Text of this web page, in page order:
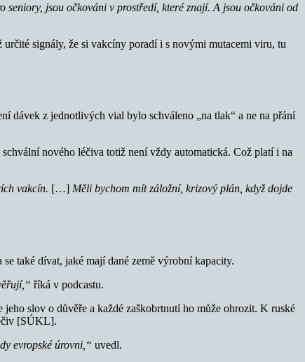
seniory, jsou očkováni v prostředí, které znají. A jsou očkováni od
signály, že si vakcíny poradí i s novými mutacemi viru, tu
dávek z jednotlivých vial bylo schváleno „na tlak“ a ne na přání
nového léčiva totiž není vždy automatická. Což platí i na
vakcín. […] Měli bychom mít záložní, krizový plán, když dojde
také dívat, jaké mají dané země výrobní kapacity.
říká v podcastu.
slov o důvěře a každé zaškobrtnutí ho může ohrozit. K ruské
[SÚKL].
evropské úrovni,“ uvedl.